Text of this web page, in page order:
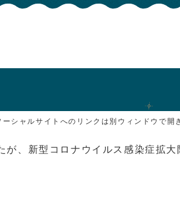
ーシャルサイトへのリンクは別ウィンドウで開
、新型コロナウイルス感染症拡